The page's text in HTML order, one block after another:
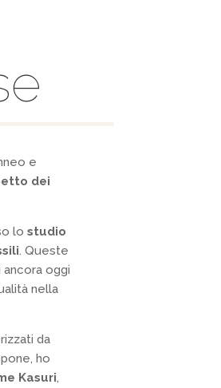
e
dei
lostudio
. Queste
oggi
nella
da
ho
Kasuri